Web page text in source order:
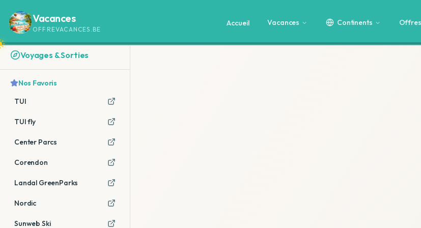
Vacances
OFFREVACANCES.BE
Accueil Vacances Continents Offres
Voyages & Sorties
Nos Favoris
TUI
TUI fly
Center Parcs
Corendon
Landal GreenParks
Nordic
Sunweb Ski